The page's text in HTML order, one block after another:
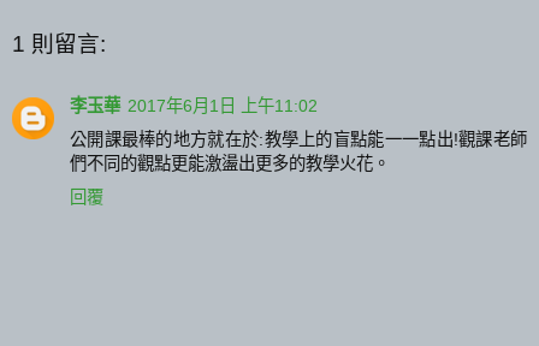
1 則留言:
李玉華 2017年6月1日 上午11:02
公開課最棒的地方就在於:教學上的盲點能一一點出!觀課老師
們不同的觀點更能激盪出更多的教學火花。
回覆